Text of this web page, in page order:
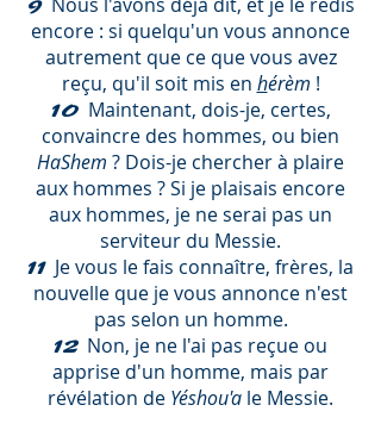
9
encore : si quelqu'un vous annonce
autrement que ce que vous avez
reçu, qu'il soit mis en hérèm !
10 Maintenant, dois-je, certes,
convaincre des hommes, ou bien
HaShem ? Dois-je chercher à plaire
aux hommes ? Si je plaisais encore
aux hommes, je ne serai pas un
serviteur du Messie.
11 Je vous le fais connaître, frères, la
nouvelle que je vous annonce n'est
pas selon un homme.
12 Non, je ne l'ai pas reçue ou
apprise d'un homme, mais par
révélation de Yéshou'a le Messie.